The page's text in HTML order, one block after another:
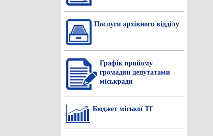
Послуги архівного відділу
Графік прийому
громадян депутатами
міськради
Бюджет міської ТГ